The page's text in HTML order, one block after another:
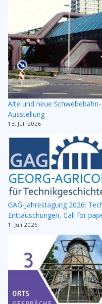
Alte und neue
Ausstellung
13. Juli 2026
GAG-Jahrestagung 2026:
Enttäuschungen, Call for
1. Juli 2026